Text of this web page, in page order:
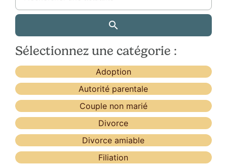
Sélectionnez une catégorie :
Adoption
Autorité parentale
Couple non marié
Divorce
Divorce amiable
Filiation